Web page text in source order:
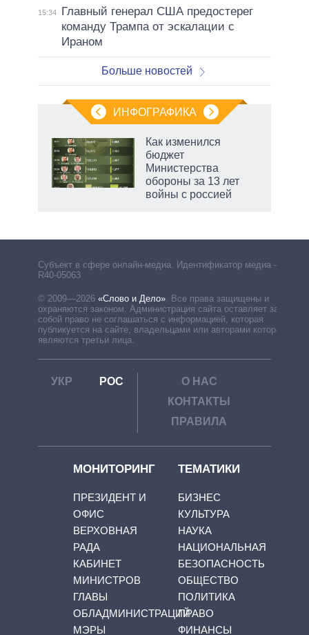
15:34
Главный генерал США предостерег
команду Трампа от эскалации с
Ираном
Больше новостей
ИНФОГРАФИКА
Как изменился
бюджет
Министерства
обороны за 13 лет
войны с россией
Субъект в сфере онлайн-медиа. Идентификатор медиа –
R40-05063
© 2009—2026 «Слово и Дело». Все права защищены и
охраняются законом. Администрация сайта оставляет за
собой право не соглашаться с информацией, которая
публикуется на сайте, владельцами или авторами которой
являются третьи лица.
УКР РОС
О НАС
КОНТАКТЫ
ПРАВИЛА
МОНИТОРИНГ
ПРЕЗИДЕНТ И
ОФИС
ВЕРХОВНАЯ
РАДА
КАБИНЕТ
МИНИСТРОВ
ГЛАВЫ
ОБЛАДМИНИСТРАЦИЙ
МЭРЫ
ТЕМАТИКИ
БИЗНЕС
КУЛЬТУРА
НАУКА
НАЦИОНАЛЬНАЯ
БЕЗОПАСНОСТЬ
ОБЩЕСТВО
ПОЛИТИКА
ПРАВО
ФИНАНСЫ